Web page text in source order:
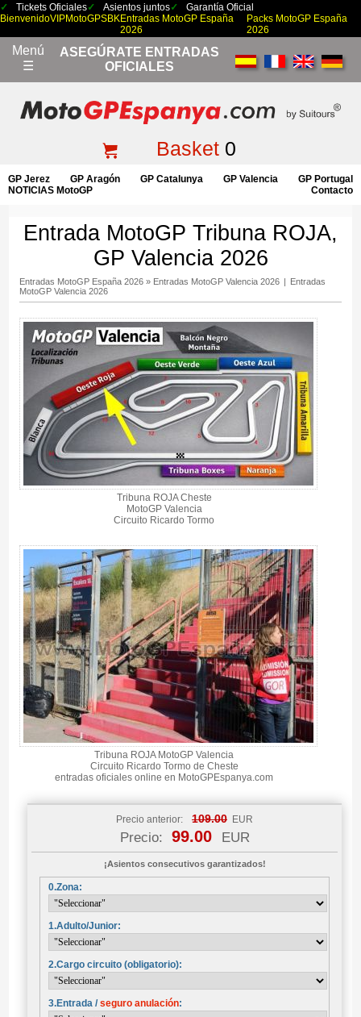
Tickets Oficiales Asientos juntos
Garantía Oficial
BienvenidoVIPMotoGPSBKEntradas MotoGP España
2026
Packs MotoGP España
2026
Menú
☰
ASEGÚRATE ENTRADAS
OFICIALES
Basket0
GP Jerez GP Aragón GP Catalunya GP Valencia
GP Portugal
NOTICIAS MotoGP
Contacto
Entrada MotoGP Tribuna ROJA,
GP Valencia 2026
Entradas MotoGP España 2026» Entradas MotoGP Valencia 2026 | Entradas
MotoGP Valencia 2026
Tribuna ROJA Cheste
MotoGP Valencia
Circuito Ricardo Tormo
Tribuna ROJA MotoGP Valencia
Circuito Ricardo Tormo de Cheste
entradas oficiales online en MotoGPEspanya.com
Precio anterior: 109.00 EUR
Precio: 99.00 EUR
¡Asientos consecutivos garantizados!
0.Zona:
1.Adulto/Junior:
2.Cargo circuito (obligatorio):
3.Entrada / seguro anulación: